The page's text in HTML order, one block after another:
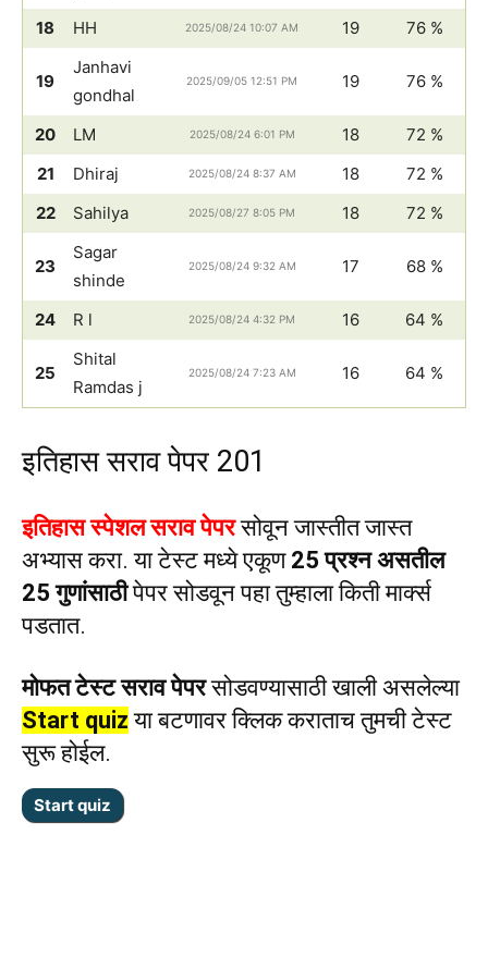
18 HH 2025/08/24 10:07 AM 19 76 %
19
Janhavi
gondhal
2025/09/05 12:51 PM 19 76 %
20 LM 2025/08/24 6:01 PM 18
72 %
21
Dhiraj 2025/08/24 8:37 AM 18
72 %
22
Sahilya 2025/08/27 8:05 PM 18 72 %
23
Sagar
shinde
2025/08/24 9:32 AM 17 68 %
24 R l 2025/08/24 4:32 PM 16 64 %
25
Shital
Ramdas j
2025/08/24 7:23 AM 16 64 %
इतिहास सराव पेपर 201
इतिहास स्पेशल सराव पेपरसोवून जास्तीत जास्त
अभ्यास करा. या टेस्ट मध्ये एकूण 25 प्रश्न असतील
25 गुणांसाठीपेपर सोडवून पहा तुम्हाला किती मार्क्स
पडतात.
मोफत टेस्ट सराव पेपरसोडवण्यासाठी खाली असलेल्या
Start quiz या बटणावर क्लिक कराताच तुमची टेस्ट
सुरू होईल.